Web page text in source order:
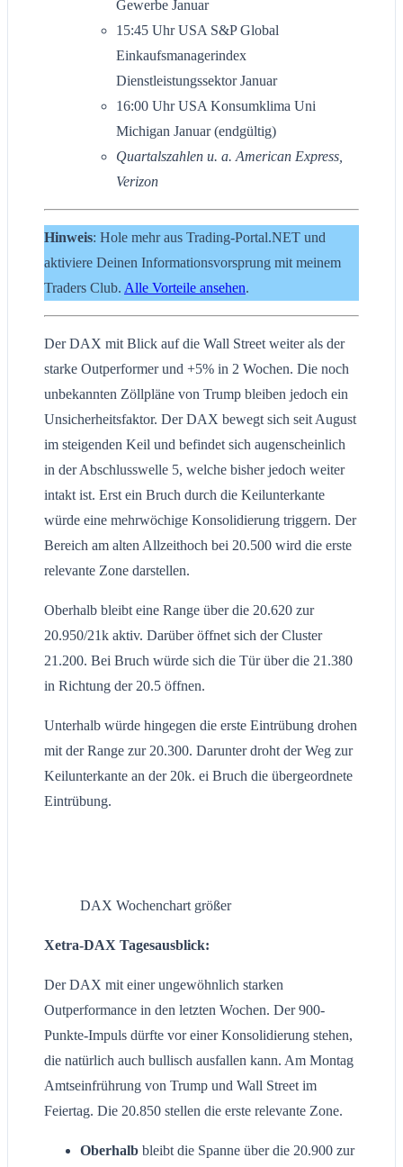
Gewerbe Januar
15:45 Uhr USA S&P Global
Einkaufsmanagerindex
Dienstleistungssektor Januar
16:00 Uhr USA Konsumklima Uni
Michigan Januar (endgültig)
Quartalszahlen u. a. American Express,
Verizon
Hinweis: Hole mehr aus Trading-Portal.NET und
aktiviere Deinen Informationsvorsprung mit meinem
Traders Club. Alle Vorteile ansehen.
Der DAX mit Blick auf die Wall Street weiter als der
starke Outperformer und +5% in 2 Wochen. Die noch
unbekannten Zöllpläne von Trump bleiben jedoch ein
Unsicherheitsfaktor. Der DAX bewegt sich seit August
im steigenden Keil und befindet sich augenscheinlich
in der Abschlusswelle 5, welche bisher jedoch weiter
intakt ist. Erst ein Bruch durch die Keilunterkante
würde eine mehrwöchige Konsolidierung triggern. Der
Bereich am alten Allzeithoch bei 20.500 wird die erste
relevante Zone darstellen.
Oberhalb bleibt eine Range über die 20.620 zur
20.950/21k aktiv. Darüber öffnet sich der Cluster
21.200. Bei Bruch würde sich die Tür über die 21.380
in Richtung der 20.5 öffnen.
Unterhalb würde hingegen die erste Eintrübung drohen
mit der Range zur 20.300. Darunter droht der Weg zur
Keilunterkante an der 20k. ei Bruch die übergeordnete
Eintrübung.
DAX Wochenchart größer
Xetra-DAX Tagesausblick:
Der DAX mit einer ungewöhnlich starken
Outperformance in den letzten Wochen. Der 900-
Punkte-Impuls dürfte vor einer Konsolidierung stehen,
die natürlich auch bullisch ausfallen kann. Am Montag
Amtseinfrührung von Trump und Wall Street im
Feiertag. Die 20.850 stellen die erste relevante Zone.
Oberhalb bleibt die Spanne über die 20.900 zur